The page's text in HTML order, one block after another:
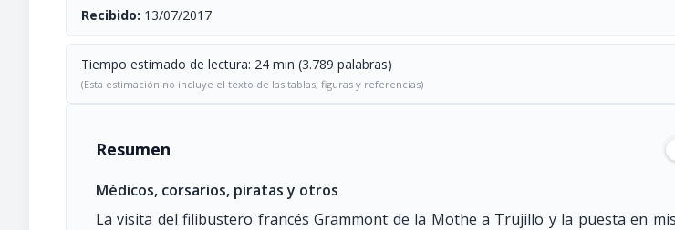
Recibido: 13/07/2017
Tiempo estimado de lectura: 24 min (3.789 palabras)
(Esta estimación no incluye el texto de las tablas, figuras y referencias)
Resumen
Médicos, corsarios, piratas y otros
La visita del filibustero francés Grammont de la Mothe a Trujillo y la puesta en